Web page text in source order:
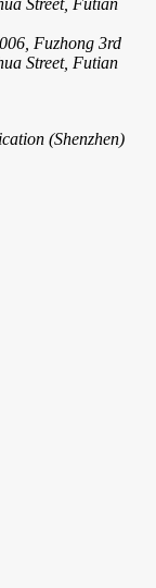
Fuzhong 3rd
Street, Futian
(Shenzhen)